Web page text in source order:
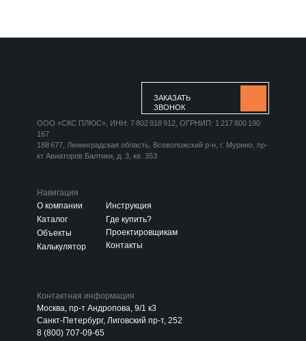
Навигация
О компании
Каталог
Объекты
Калькулятор
Инструкция
Где купить?
Проектировщикам
Контакты
Контактная информация
Москва, пр-т Андропова, 9/1 к3
Санкт-Петербург, Лиговский пр-т, 252
8 (800) 707-09-65
ЗАКАЗАТЬ
ЗВОНОК
ООО «СКС ПЛЮС», ИНН: 7 802 918 912, ОГРНИП: 1 217 800 190
167
188 677, Ленинградская область, Всеволожский р-н, г. Мурино, пр-
кт Авиаторов Балтики, д. 3, кв. 353